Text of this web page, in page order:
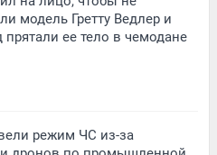
модель Гретту Ведлер и
ее тело в чемодане
режим ЧС из-за